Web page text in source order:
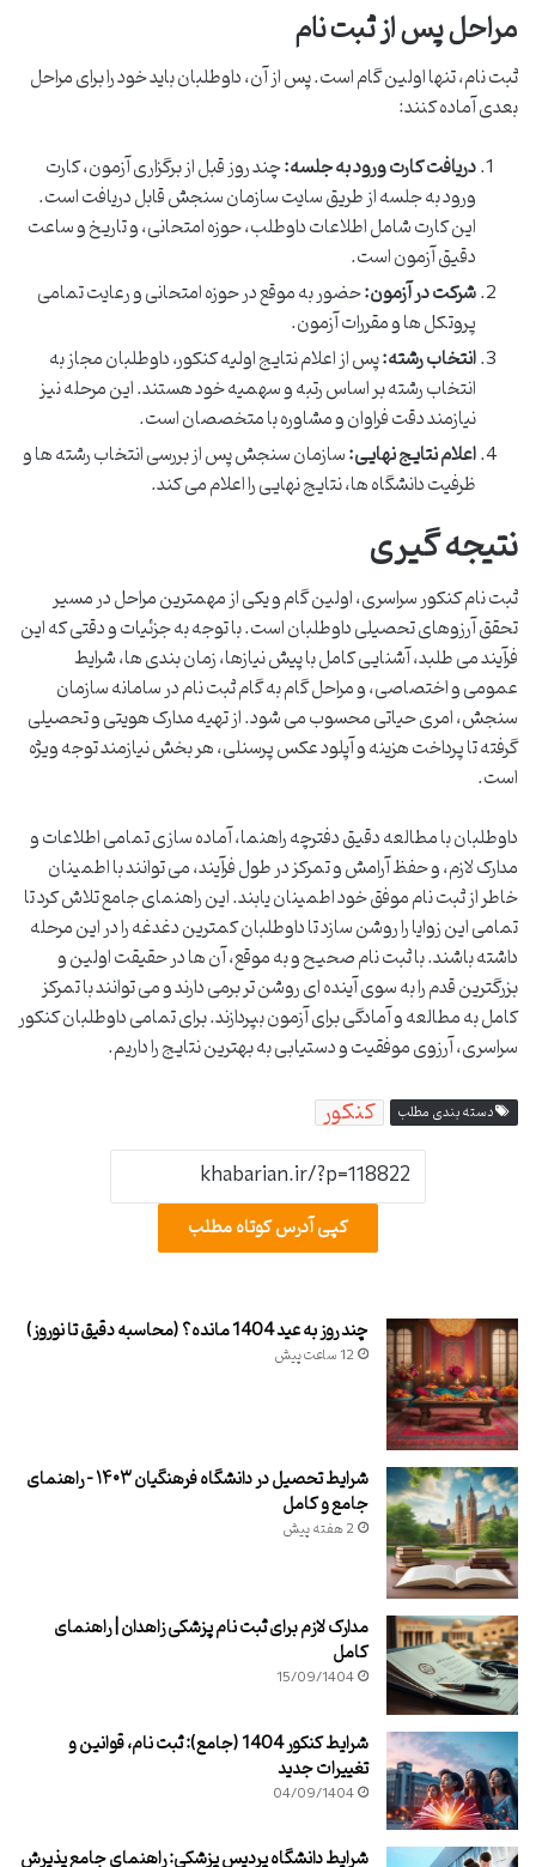
مراحل پس از ثبت نام
ثبت نام، تنها اولین گام است. پس از آن، داوطلبان باید خود را برای مراحل
بعدی آماده کنند:
دریافت کارت ورود به جلسه:چند روز قبل از برگزاری آزمون، کارت
ورود به جلسه از طریق سایت سازمان سنجش قابل دریافت است.
این کارت شامل اطلاعات داوطلب، حوزه امتحانی، و تاریخ و ساعت
دقیق آزمون است.
شرکت در آزمون:حضور به موقع در حوزه امتحانی و رعایت تمامی
پروتکل ها و مقررات آزمون.
انتخاب رشته:پس از اعلام نتایج اولیه کنکور، داوطلبان مجاز به
انتخاب رشته بر اساس رتبه و سهمیه خود هستند. این مرحله نیز
نیازمند دقت فراوان و مشاوره با متخصصان است.
اعلام نتایج نهایی:سازمان سنجش پس از بررسی انتخاب رشته ها و
ظرفیت دانشگاه ها، نتایج نهایی را اعلام می کند.
نتیجه گیری
ثبت نام کنکور سراسری، اولین گام و یکی از مهمترین مراحل در مسیر
تحقق آرزوهای تحصیلی داوطلبان است. با توجه به جزئیات و دقتی که این
فرآیند می طلبد، آشنایی کامل با پیش نیازها، زمان بندی ها، شرایط
عمومی و اختصاصی، و مراحل گام به گام ثبت نام در سامانه سازمان
سنجش، امری حیاتی محسوب می شود. از تهیه مدارک هویتی و تحصیلی
گرفته تا پرداخت هزینه و آپلود عکس پرسنلی، هر بخش نیازمند توجه ویژه
است.
داوطلبان با مطالعه دقیق دفترچه راهنما، آماده سازی تمامی اطلاعات و
مدارک لازم، و حفظ آرامش و تمرکز در طول فرآیند، می توانند با اطمینان
خاطر از ثبت نام موفق خود اطمینان یابند. این راهنمای جامع تلاش کرد تا
تمامی این زوایا را روشن سازد تا داوطلبان کمترین دغدغه را در این مرحله
داشته باشند. با ثبت نام صحیح و به موقع، آن ها در حقیقت اولین و
بزرگترین قدم را به سوی آینده ای روشن تر برمی دارند و می توانند با تمرکز
کامل به مطالعه و آمادگی برای آزمون بپردازند. برای تمامی داوطلبان کنکور
سراسری، آرزوی موفقیت و دستیابی به بهترین نتایج را داریم.
دسته بندی مطلب کنکور
کپی آدرس کوتاه مطلب
چند روز به عید 1404 مانده؟ (محاسبه دقیق تا نوروز)
12 ساعت پیش
شرایط تحصیل در دانشگاه فرهنگیان ۱۴۰۳ – راهنمای
جامع و کامل
2 هفته پیش
مدارک لازم برای ثبت نام پزشکی زاهدان | راهنمای
کامل
15/09/1404
شرایط کنکور 1404 (جامع): ثبت نام، قوانین و
تغییرات جدید
04/09/1404
شرایط دانشگاه پردیس پزشکی: راهنمای جامع پذیرش